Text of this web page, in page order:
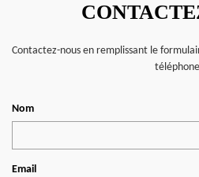
Contactez-nous en remplissant le
téléphone
Nom
Email